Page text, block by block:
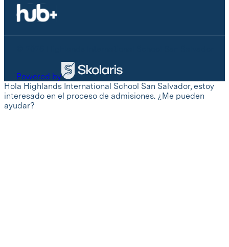
Powered by
Hola Highlands International School San Salvador, estoy
interesado en el proceso de admisiones. ¿Me pueden
ayudar?